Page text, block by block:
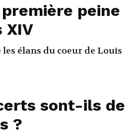
peine
XIV
élans du coeur de Louis
sont-ils de
?